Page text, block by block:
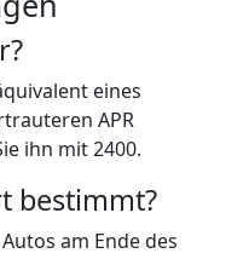
eines
APR
ihn mit 2400.
bestimmt?
am Ende des